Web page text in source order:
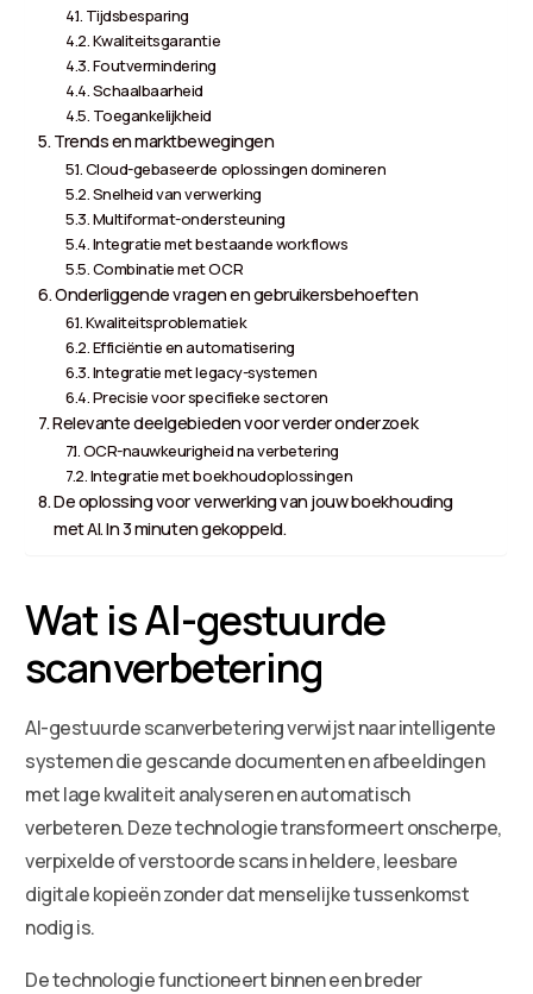
Tijdsbesparing
Kwaliteitsgarantie
Foutvermindering
Schaalbaarheid
Toegankelijkheid
Trends en marktbewegingen
Cloud-gebaseerde oplossingen domineren
Snelheid van verwerking
Multiformat-ondersteuning
Integratie met bestaande workflows
Combinatie met OCR
Onderliggende vragen en gebruikersbehoeften
Kwaliteitsproblematiek
Efficiëntie en automatisering
Integratie met legacy-systemen
Precisie voor specifieke sectoren
Relevante deelgebieden voor verder onderzoek
OCR-nauwkeurigheid na verbetering
Integratie met boekhoudoplossingen
De oplossing voor verwerking van jouw boekhouding
met AI. In 3 minuten gekoppeld.
Wat is AI-gestuurde
scanverbetering
AI-gestuurde scanverbetering verwijst naar intelligente
systemen die gescande documenten en afbeeldingen
met lage kwaliteit analyseren en automatisch
verbeteren. Deze technologie transformeert onscherpe,
verpixelde of verstoorde scans in heldere, leesbare
digitale kopieën zonder dat menselijke tussenkomst
nodig is.
De technologie functioneert binnen een breder